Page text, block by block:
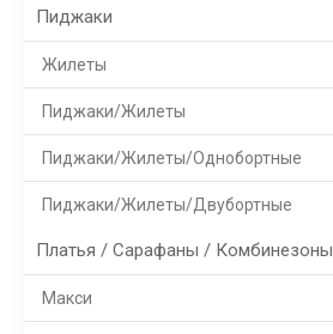
Пиджаки
Жилеты
Пиджаки/Жилеты
Пиджаки/Жилеты/Однобортные
Пиджаки/Жилеты/Двубортные
Платья / Сарафаны / Комбинезоны
Макси